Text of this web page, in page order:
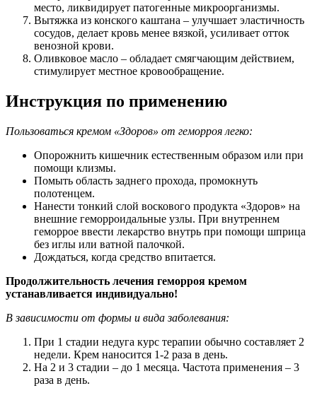
место, ликвидирует патогенные микроорганизмы.
Вытяжка из конского каштана – улучшает эластичность
сосудов, делает кровь менее вязкой, усиливает отток
венозной крови.
Оливковое масло – обладает смягчающим действием,
стимулирует местное кровообращение.
Инструкция по применению
Пользоваться кремом «Здоров» от геморроя легко:
Опорожнить кишечник естественным образом или при
помощи клизмы.
Помыть область заднего прохода, промокнуть
полотенцем.
Нанести тонкий слой воскового продукта «Здоров» на
внешние геморроидальные узлы. При внутреннем
геморрое ввести лекарство внутрь при помощи шприца
без иглы или ватной палочкой.
Дождаться, когда средство впитается.
Продолжительность лечения геморроя кремом
устанавливается индивидуально!
В зависимости от формы и вида заболевания:
При 1 стадии недуга курс терапии обычно составляет 2
недели. Крем наносится 1-2 раза в день.
На 2 и 3 стадии – до 1 месяца. Частота применения – 3
раза в день.